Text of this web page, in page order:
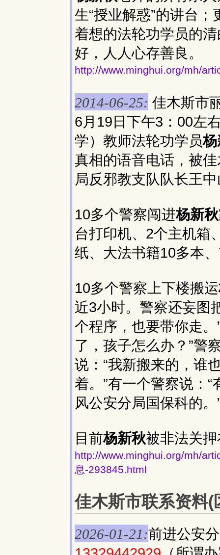
生“授业解惑”的讲台；
着想的法轮功学员的
好，人人心存善良。
http://www.minghui.org/mh/
2014-06-25: 佳木斯市
6月19日下午3：00左
学）教师法轮功学员
真相的语音电话，被
局反邪教支队队长王
10多个警察闯进杨新秋
台打印机、2个主机箱
纸、大法书籍10多本
10多个警察上下楼搬运
近3小时。警察还妄图
个程序，也要带你走。
了，孩子怎么办？”警
说：“我新搬来的，谁
着。”有一个警察说：
风公安分局国保科的。
目前杨新秋被非法关
http://www.minghui.org/mh/
息-293845.html
佳木斯市联系资料(
2026-01-21:前进公安